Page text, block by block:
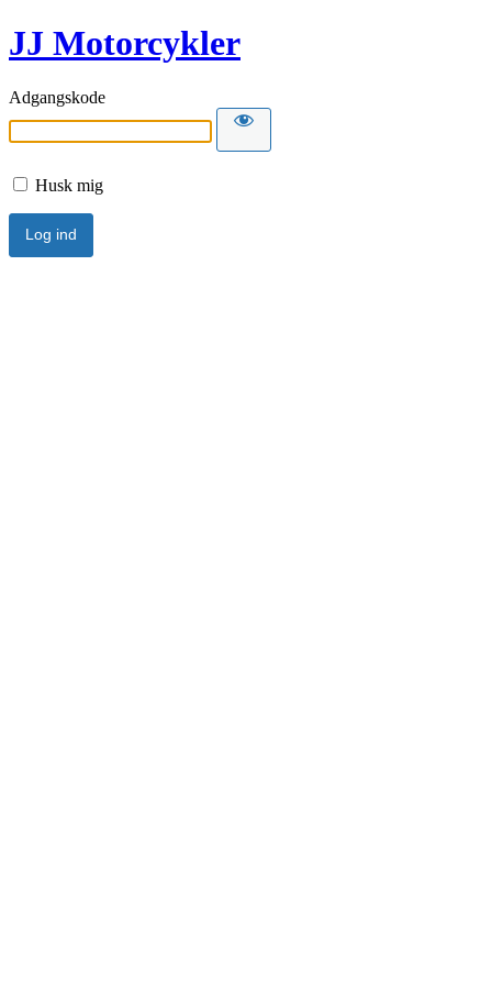
JJ Motorcykler
Adgangskode
Husk mig